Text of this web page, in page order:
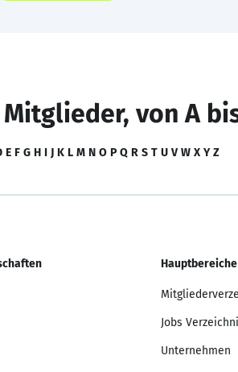
Mitglieder, von A
E F G H I J K L M N O P Q R S T U V W X Y Z
Hauptbereiche
Jobs
Unternehmen